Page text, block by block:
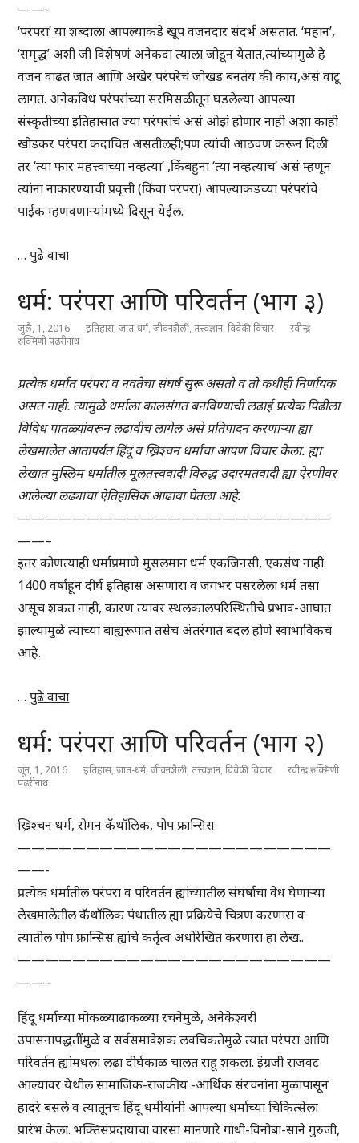
——-
‘परंपरा’ या शब्दाला आपल्याकडे खूप वजनदार संदर्भ असतात. ‘महान’,
‘समृद्ध’ अशी जी विशेषणं अनेकदा त्याला जोडून येतात,त्यांच्यामुळे हे
वजन वाढत जातं आणि अखेर परंपरेचं जोखड बनतंय की काय,असं वाटू
लागतं. अनेकविध परंपरांच्या सरमिसळीतून घडलेल्या आपल्या
संस्कृतीच्या इतिहासात ज्या परंपरांचं असं ओझं होणार नाही अशा काही
खोडकर परंपरा कदाचित असतीलही;पण त्यांची आठवण करून दिली
तर ‘त्या फार महत्त्वाच्या नव्हत्या’ ,किंबहुना ‘त्या नव्हत्याच’ असं म्हणून
त्यांना नाकारण्याची प्रवृत्ती (किंवा परंपरा) आपल्याकडच्या परंपरांचे
पाईक म्हणवणाऱ्यांमध्ये दिसून येईल.
…पुढे वाचा
धर्म: परंपरा आणि परिवर्तन (भाग ३)
जुलै, 1, 2016 इतिहास,जात-धर्म,जीवनशैली,तत्त्वज्ञान,विवेकी विचार
रवीन्द्र
रुक्मिणी पंढरीनाथ
प्रत्येक धर्मात परंपरा व नवतेचा संघर्ष सुरू असतो व तो कधीही निर्णायक
असत नाही. त्यामुळे धर्माला कालसंगत बनविण्याची लढाई प्रत्येक पिढीला
विविध पातळ्यांवरून लढावीच लागेल असे प्रतिपादन करणाऱ्या ह्या
लेखमालेत आतापर्यंत हिंदू व ख्रिश्चन धर्मांचा आपण विचार केला. ह्या
लेखात मुस्लिम धर्मातील मूलतत्त्ववादी विरुद्ध उदारमतवादी ह्या ऐरणीवर
आलेल्या लढ्याचा ऐतिहासिक आढावा घेतला आहे.
———————————————————————
——–
इतर कोणत्याही धर्माप्रमाणे मुसलमान धर्म एकजिनसी, एकसंध नाही.
1400 वर्षांहून दीर्घ इतिहास असणारा व जगभर पसरलेला धर्म तसा
असूच शकत नाही, कारण त्यावर स्थलकालपरिस्थितीचे प्रभाव-आघात
झाल्यामुळे त्याच्या बाह्यरूपात तसेच अंतरंगात बदल होणे स्वाभाविकच
आहे.
…पुढे वाचा
धर्म: परंपरा आणि परिवर्तन (भाग २)
जून, 1, 2016 इतिहास,जात-धर्म,जीवनशैली,तत्त्वज्ञान,विवेकी विचार
रवीन्द्र रुक्मिणी
पंढरीनाथ
ख्रिश्चन धर्म, रोमन कॅथॉलिक, पोप फ्रान्सिस
———————————————————————
——-
प्रत्येक धर्मातील परंपरा व परिवर्तन ह्यांच्यातील संघर्षाचा वेध घेणाऱ्या
लेखमालेतील कॅथॉलिक पंथातील ह्या प्रक्रियेचे चित्रण करणारा व
त्यातील पोप फ्रान्सिस ह्यांचे कर्तृत्व अधोरेखित करणारा हा लेख..
———————————————————————
——–
हिंदू धर्माच्या मोकळ्याढाकळ्या रचनेमुळे, अनेकेश्वरी
उपासनापद्धतींमुळे व सर्वसमावेशक लवचिकतेमुळे त्यात परंपरा आणि
परिवर्तन ह्यांमधला लढा दीर्घकाळ चालत राहू शकला. इंग्रजी राजवट
आल्यावर येथील सामाजिक-राजकीय -आर्थिक संरचनांना मुळापासून
हादरे बसले व त्यातूनच हिंदू धर्मीयांनी आपल्या धर्माच्या चिकित्सेला
प्रारंभ केला. भक्तिसंप्रदायाचा वारसा मानणारे गांधी-विनोबा-साने गुरुजी,